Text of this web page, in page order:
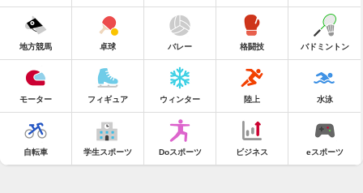
地方競馬 卓球 バレー 格闘技 バドミントン
モーター フィギュア ウィンター 陸上 水泳
自転車 学生スポーツ Doスポーツ ビジネス eスポーツ